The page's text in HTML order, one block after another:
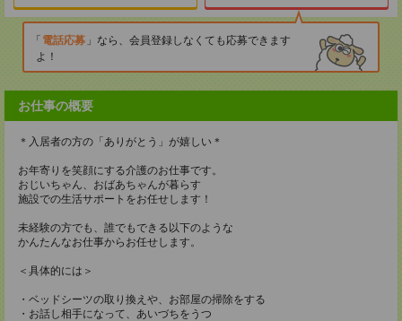
電話応募
なら、会員登録しなくても応募できます
よ！
お仕事の概要
＊入居者の方の「ありがとう」が嬉しい＊
お年寄りを笑顔にする介護のお仕事です。
おじいちゃん、おばあちゃんが暮らす
施設での生活サポートをお任せします！
未経験の方でも、誰でもできる以下のような
かんたんなお仕事からお任せします。
＜具体的には＞
・ベッドシーツの取り換えや、お部屋の掃除をする
・お話し相手になって、あいづちをうつ